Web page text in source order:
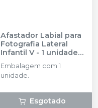
Afastador Labial para
Fotografia Lateral
Infantil V - 1 unidade-
INDUSBELLO
Embalagem com 1
unidade.
Esgotado